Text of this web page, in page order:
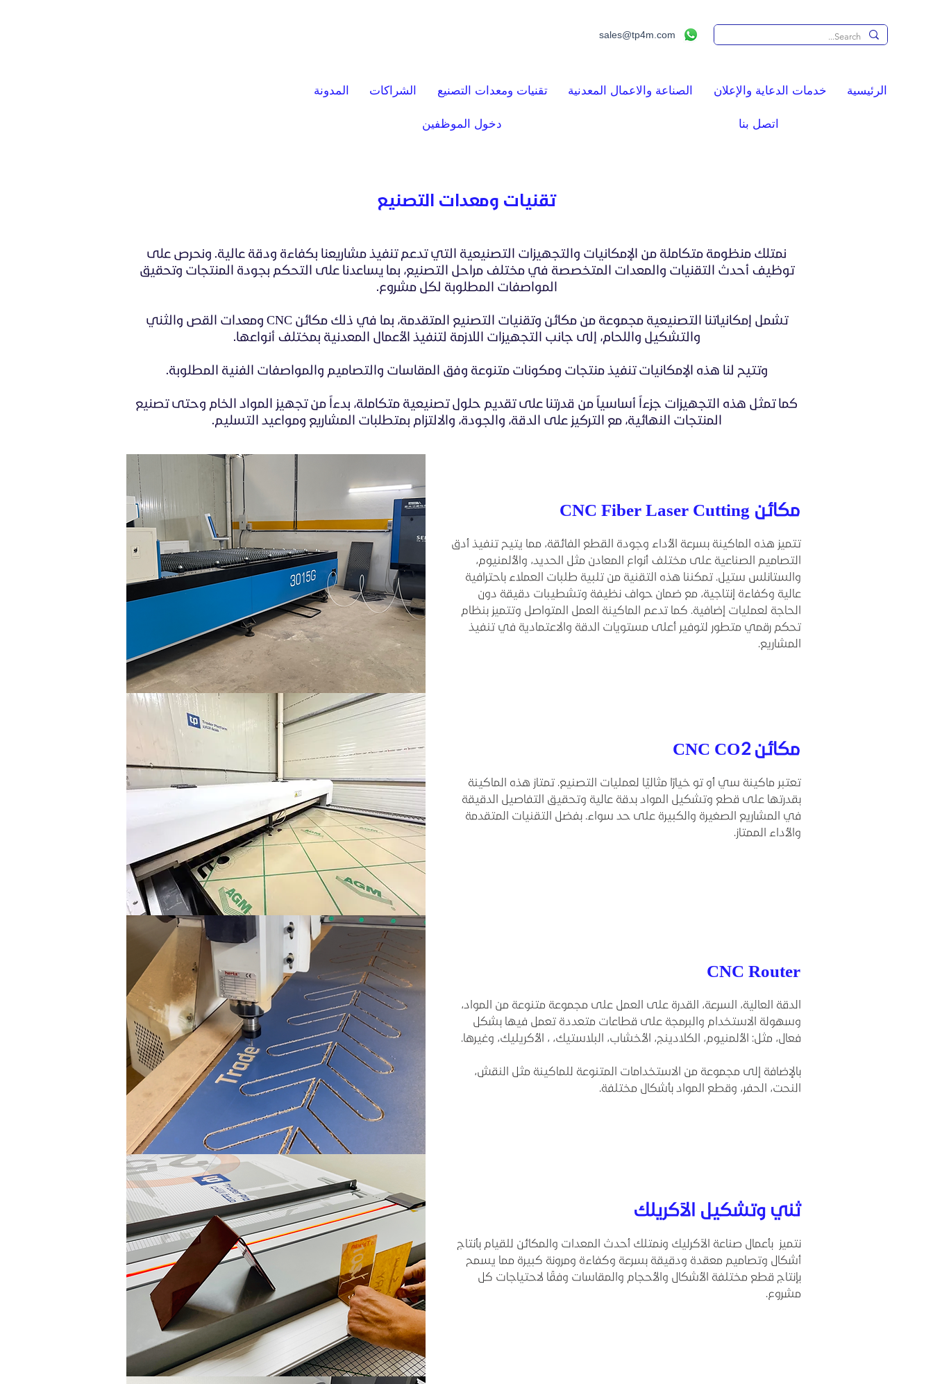
sales@tp4m.com
الرئيسية خدمات الدعاية والإعلان الصناعة والاعمال المعدنية تقنيات ومعدات التصنيع الشراكات المدونة
اتصل بنا دخول الموظفين
تقنيات ومعدات التصنيع
نمتلك منظومة متكاملة من الإمكانيات والتجهيزات التصنيعية التي تدعم تنفيذ مشاريعنا بكفاءة ودقة عالية. ونحرص على
توظيف أحدث التقنيات والمعدات المتخصصة في مختلف مراحل التصنيع، بما يساعدنا على التحكم بجودة المنتجات وتحقيق
المواصفات المطلوبة لكل مشروع.
تشمل إمكانياتنا التصنيعية مجموعة من مكائن وتقنيات التصنيع المتقدمة، بما في ذلك مكائن CNC ومعدات القص والثني
والتشكيل واللحام، إلى جانب التجهيزات اللازمة لتنفيذ الأعمال المعدنية بمختلف أنواعها.
وتتيح لنا هذه الإمكانيات تنفيذ منتجات ومكونات متنوعة وفق المقاسات والتصاميم والمواصفات الفنية المطلوبة.
كما تمثل هذه التجهيزات جزءاً أساسياً من قدرتنا على تقديم حلول تصنيعية متكاملة، بدءاً من تجهيز المواد الخام وحتى تصنيع
المنتجات النهائية، مع التركيز على الدقة، والجودة، والالتزام بمتطلبات المشاريع ومواعيد التسليم.
مكائن CNC Fiber Laser Cutting
تتميز هذه الماكينة بسرعة الأداء وجودة القطع الفائقة، مما يتيح تنفيذ أدق
التصاميم الصناعية على مختلف أنواع المعادن مثل الحديد، والألمنيوم،
والستانلس ستيل. تمكننا هذه التقنية من تلبية طلبات العملاء باحترافية
عالية وكفاءة إنتاجية، مع ضمان حواف نظيفة وتشطيبات دقيقة دون
الحاجة لعمليات إضافية. كما تدعم الماكينة العمل المتواصل وتتميز بنظام
تحكم رقمي متطور لتوفير أعلى مستويات الدقة والاعتمادية في تنفيذ
المشاريع.
مكائن CNC CO2
تعتبر ماكينة سي أو تو خيارًا مثاليًا لعمليات التصنيع. تمتاز هذه الماكينة
بقدرتها على قطع وتشكيل المواد بدقة عالية وتحقيق التفاصيل الدقيقة
في المشاريع الصغيرة والكبيرة على حد سواء. بفضل التقنيات المتقدمة
والأداء الممتاز.
CNC Router
الدقة العالية، السرعة، القدرة على العمل على مجموعة متنوعة من المواد،
وسهولة الاستخدام والبرمجة على قطاعات متعددة تعمل فيها بشكل
فعال، مثل: الألمنيوم، الكلادينج، الأخشاب، البلاستيك، ، الأكريليك، وغيرها.
​بالإضافة إلى مجموعة من الاستخدامات المتنوعة للماكينة مثل النقش،
النحت، الحفر، وقطع المواد بأشكال مختلفة.
ثني وتشكيل الآكريلك
نتميز بأعمال صناعة الآكرليك ونمتلك أحدث المعدات والمكائن للقيام بأنتاج
أشكال وتصاميم معقدة ودقيقة بسرعة وكفاءة ومرونة كبيرة مما يسمح
بإنتاج قطع مختلفة الأشكال والأحجام والمقاسات وفقًا لاحتياجات كل
مشروع.